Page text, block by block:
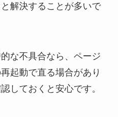
解決することが多いで
な不具合なら、ページ
起動で直る場合があり
しておくと安心です。